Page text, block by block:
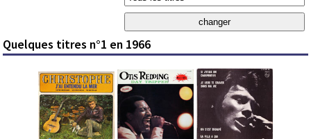
Quelques titres n°1 en 1966